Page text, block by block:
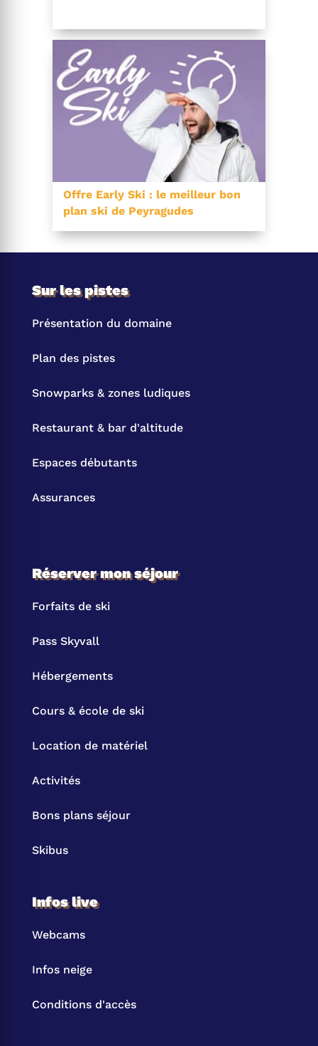
Offre Early Ski : le meilleur bon
plan ski de Peyragudes
Sur les pistes
Présentation du domaine
Plan des pistes
Snowparks & zones ludiques
Restaurant & bar d'altitude
Espaces débutants
Assurances
Réserver mon séjour
Forfaits de ski
Pass Skyvall
Hébergements
Cours & école de ski
Location de matériel
Activités
Bons plans séjour
Skibus
Infos live
Webcams
Infos neige
Conditions d'accès